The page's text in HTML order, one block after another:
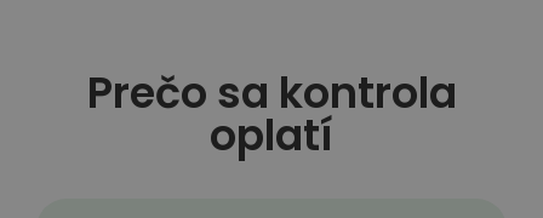
Prečo sa kontrola
oplatí